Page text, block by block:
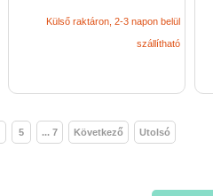
Külső raktáron, 2-3 napon belül
szállítható
5 ... 7 Következő Utolsó